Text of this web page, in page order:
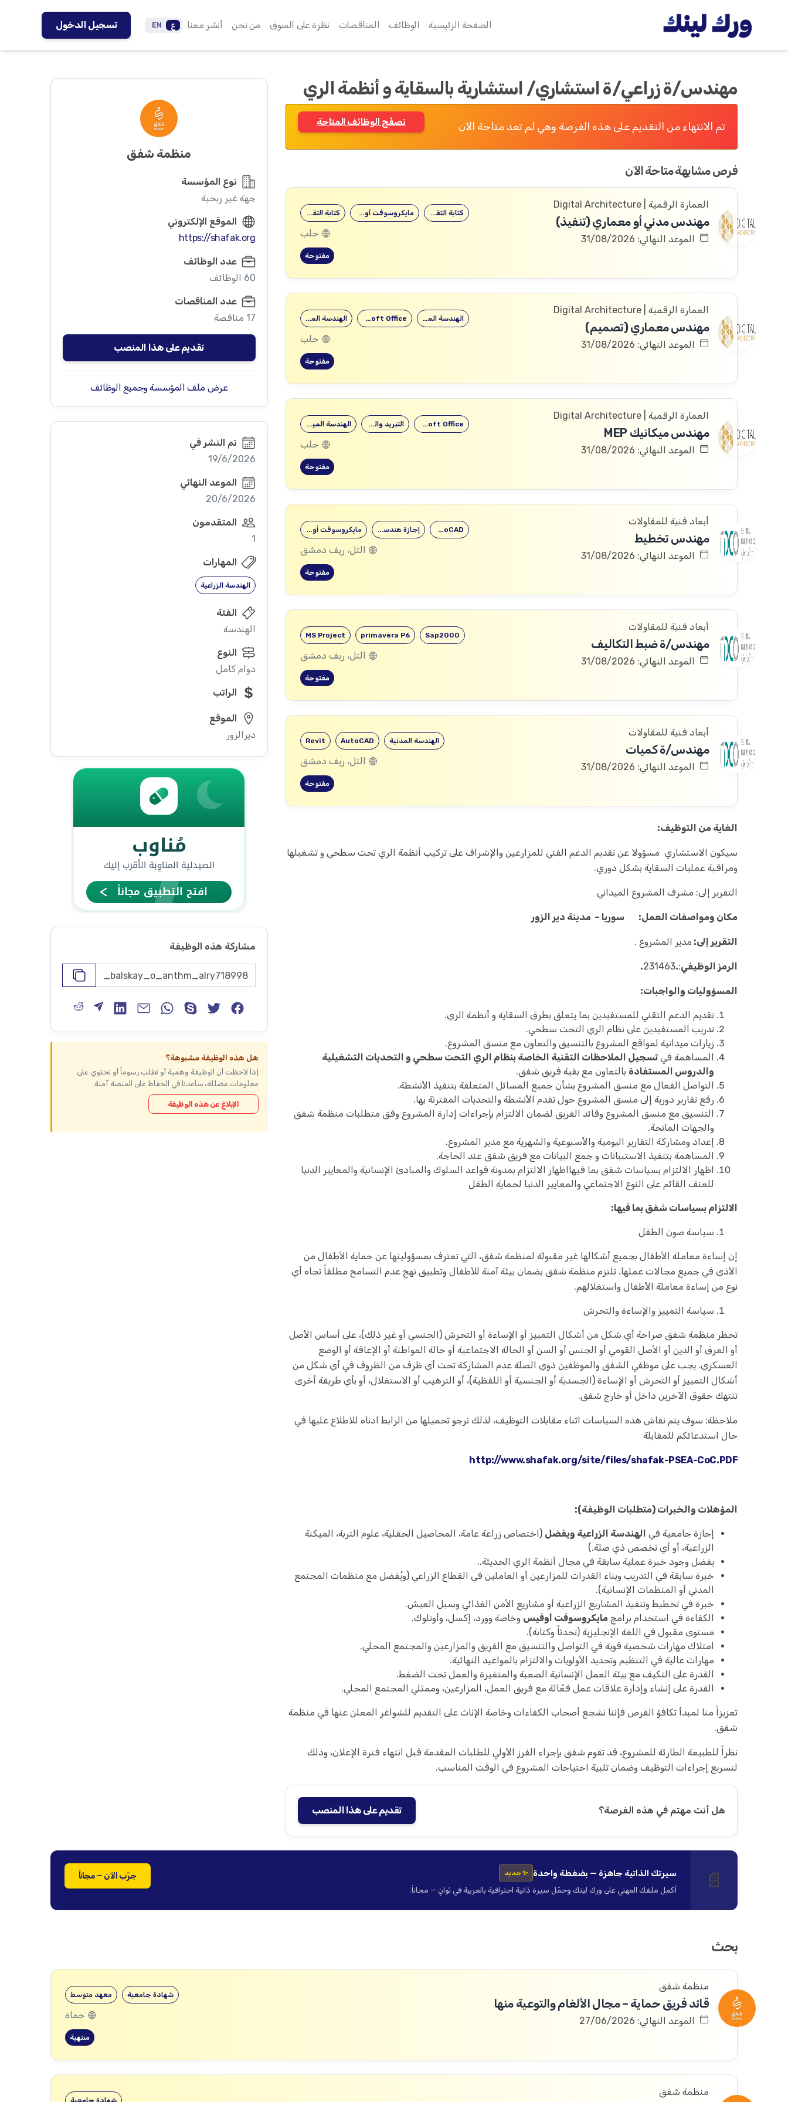
الصفحة الرئيسية الوظائف المناقصات نظرة على السوق من نحن أنشر معنا ع EN تسجيل الدخول
مهندس/ة زراعي/ة استشاري/ استشارية بالسقاية و أنظمة الري
تم الانتهاء من التقديم على هذه الفرصة وهي لم تعد متاحة الآن تصفّح الوظائف المتاحة
فرص مشابهة متاحة الآن
العمارة الرقمية | Digital Architecture
مهندس مدني أو معماري (تنفيذ)
الموعد النهائي: 31/08/2026
كتابة التقارير مايكروسوفت أوفيس كتابة التقارير
حلب
مفتوحة
العمارة الرقمية | Digital Architecture
مهندس معماري (تصميم)
الموعد النهائي: 31/08/2026
الهندسة المعمارية Microsoft Office الهندسة المعمارية
حلب
مفتوحة
العمارة الرقمية | Digital Architecture
مهندس ميكانيك MEP
الموعد النهائي: 31/08/2026
الهندسة الميكانيكية التبريد والتكييف Microsoft Office
حلب
مفتوحة
أبعاد فنية للمقاولات
مهندس تخطيط
الموعد النهائي: 31/08/2026
مايكروسوفت أوفيس إجازة هندسية… AutoCAD
التل، ريف دمشق
مفتوحة
أبعاد فنية للمقاولات
مهندس/ة ضبط التكاليف
الموعد النهائي: 31/08/2026
MS Project primavera P6 Sap2000
التل، ريف دمشق
مفتوحة
أبعاد فنية للمقاولات
مهندس/ة كميات
الموعد النهائي: 31/08/2026
Revit AutoCAD الهندسة المدنية
التل، ريف دمشق
مفتوحة
الغاية من التوظيف:
سيكون الاستشاري مسؤولا عن تقديم الدعم الفني للمزارعين والإشراف على تركيب أنظمة الري تحت سطحي و تشغبلها
ومراقبة عمليات السقاية بشكل دوري.
التقرير إلى: مشرف المشروع الميداني
مكان ومواصفات العمل: سوريا – مدينة دير الزور
التقرير إلى: مدير المشروع .
الرمز الوظيفي:
.
231463
.
المسؤوليات والواجبات:
تقديم الدعم التقني للمستفيدين بما يتعلق بطرق السقاية و أنظمة الري.
تدريب المستفيدين على نظام الري التحت سطحي.
زيارات ميدانية لمواقع المشروع بالتنسيق والتعاون مع منسق المشروع.
المساهمة فيتسجيل الملاحظات التقنية الخاصة بنظام الري التحت سطحي و التحديات التشغيلية
والدروس المستفادة بالتعاون مع بقية فريق شفق.
التواصل الفعال مع منسق المشروع بشأن جميع المسائل المتعلقة بتنفيذ الأنشطة.
رفع تقارير دورية إلى منسق المشروع حول تقدم الأنشطة والتحديات المقترنة بها.
التنسيق مع منسق المشروع وقائد الفريق لضمان الالتزام بإجراءات إدارة المشروع وفق متطلبات منظمة شفق
والجهات المانحة.
إعداد ومشاركة التقارير اليومية والأسبوعية والشهرية مع مدير المشروع.
المساهمة بتنفيذ الاستببانات و جمع البيانات مع فريق شفق عند الحاجة.
اظهار الالتزام بسياسات شفق بما فيهااظهار الالتزام بمدونة قواعد السلوك والمبادئ الإنسانية والمعايير الدنيا
للعنف القائم على النوع الاجتماعي والمعايير الدنيا لحماية الطفل
الالتزام بسياسات شفق بما فيها:
سياسة صون الطفل
إن إساءة معاملة الأطفال بجميع أشكالها غير مقبولة لمنظمة شفق، التي تعترف بمسؤوليتها عن حماية الأطفال من
الأذى في جميع مجالات عملها. تلتزم منظمة شفق بضمان بيئة آمنة للأطفال وتطبيق نهج عدم التسامح مطلقاً تجاه أي
نوع من إساءة معاملة الأطفال واستغلالهم.
سياسة التمييز والإساءة والتحرش
تحظر منظمة شفق صراحة أي شكل من أشكال التمييز أو الإساءة أو التحرش (الجنسي أو غير ذلك)، على أساس الأصل
أو العرق أو الدين أو الأصل القومي أو الجنس أو السن أو الحالة الاجتماعية أو حالة المواطنة أو الإعاقة أو الوضع
العسكري. يجب على موظفي الشفق والموظفين ذوي الصلة عدم المشاركة تحت أي ظرف من الظروف في أي شكل من
أشكال التمييز أو التحرش أو الإساءة (الجسدية أو الجنسية أو اللفظية)، أو الترهيب أو الاستغلال، أو بأي طريقة أخرى
تنتهك حقوق الآخرين داخل أو خارج شفق.
ملاحظة: سوف يتم نقاش هذه السياسات اثناء مقابلات التوظيف، لذلك نرجو تحميلها من الرابط ادناه للاطلاع عليها في
حال استدعائكم للمقابلة
http://www.shafak.org/site/files/shafak-PSEA-CoC.PDF
المؤهلات والخبرات (متطلبات الوظيفة):
إجازة جامعية في الهندسة الزراعية ويفضل (اختصاص زراعة عامة، المحاصيل الحقلية، علوم التربة، الميكنة
الزراعية، أو أي تخصص ذي صلة.)
يفضل وجود خبرة عملية سابقة في مجال أنظمة الري الحديثة..
خبرة سابقة في التدريب وبناء القدرات للمزارعين أو العاملين في القطاع الزراعي (ويُفضل مع منظمات المجتمع
المدني أو المنظمات الإنسانية).
خبرة في تخطيط وتنفيذ المشاريع الزراعية أو مشاريع الأمن الغذائي وسبل العيش.
الكفاءة في استخدام برامج مايكروسوفت أوفيس وخاصة وورد، إكسل، وأوتلوك.
مستوى مقبول في اللغة الإنجليزية (تحدثاً وكتابة).
امتلاك مهارات شخصية قوية في التواصل والتنسيق مع الفريق والمزارعين والمجتمع المحلي.
مهارات عالية في التنظيم وتحديد الأولويات والالتزام بالمواعيد النهائية.
القدرة على التكيف مع بيئة العمل الإنسانية الصعبة والمتغيرة والعمل تحت الضغط.
القدرة على إنشاء وإدارة علاقات عمل فعّالة مع فريق العمل، المزارعين، وممثلي المجتمع المحلي.
تعزيزاً منا لمبدأ تكافؤ الفرص فإننا نشجع أصحاب الكفاءات وخاصة الإناث على التقديم للشواغر المعلن عنها في منظمة
شفق.
نظراً للطبيعة الطارئة للمشروع، قد تقوم شفق بإجراء الفرز الأولي للطلبات المقدمة قبل انتهاء فترة الإعلان، وذلك
لتسريع إجراءات التوظيف وضمان تلبية احتياجات المشروع في الوقت المناسب.
هل أنت مهتم في هذه الفرصة؟ تقديم على هذا المنصب
منظمة شفق
نوع المؤسسة
جهة غير ربحية
الموقع الإلكتروني
https://shafak.org
عدد الوظائف
60 الوظائف
عدد المناقصات
17 مناقصة
تقديم على هذا المنصب
عرض ملف المؤسسة وجميع الوظائف
تم النشر في
19/6/2026
الموعد النهائي
20/6/2026
المتقدمون
1
المهارات
الهندسة الزراعية
الفئة
الهندسة
النوع
دوام كامل
الراتب
الموقع
ديرالزور
مشاركة هذه الوظيفة
هل هذه الوظيفة مشبوهة؟
إذا لاحظت أن الوظيفة وهمية أو تطلب رسوماً أو تحتوي على
معلومات مضللة، ساعدنا في الحفاظ على المنصة آمنة.
الإبلاغ عن هذه الوظيفة
📄 سيرتك الذاتية جاهزة — بضغطة واحدة ✨ جديد
أكمل ملفك المهني على ورك لينك وحمّل سيرة ذاتية احترافية بالعربية في ثوانٍ — مجاناً.
جرّب الآن — مجاناً
بحث
منظمة شفق
قائد فريق حماية – مجال الألغام والتوعية منها
الموعد النهائي: 27/06/2026
معهد متوسط شهادة جامعية
حماة
منتهية
منظمة شفق
شهادة جامعية